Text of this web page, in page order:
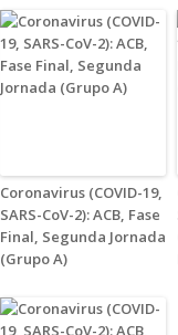
Coronavirus (COVID-19,
SARS-CoV-2): ACB, Fase
Final, Segunda Jornada
(Grupo A)